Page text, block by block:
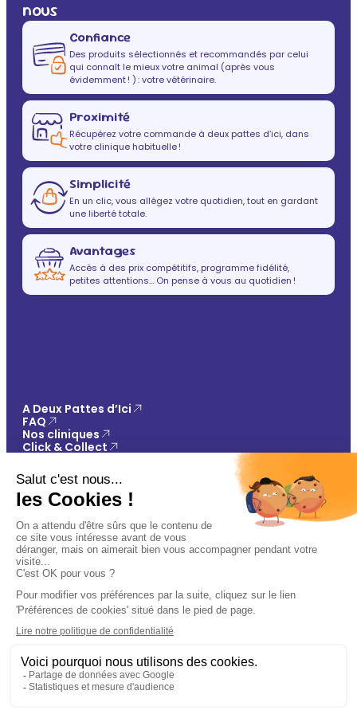
nous
Confiance
Des produits sélectionnés et recommandés par celui
qui connaît le mieux votre animal (après vous
évidemment ! ) : votre vétérinaire.
Proximité
Récupérez votre commande à deux pattes d’ici, dans
votre clinique habituelle !
Simplicité
En un clic, vous allégez votre quotidien, tout en gardant
une liberté totale.
Avantages
Accès à des prix compétitifs, programme fidélité,
petites attentions… On pense à vous au quotidien !
A Deux Pattes d’Ici
FAQ
Nos cliniques
Click & Collect
Vos avantages
Conseils
Paiement 100% sécurisé
Politique de confidentialité
Conditions générales de vente
Gestions des cookies
Plan du site